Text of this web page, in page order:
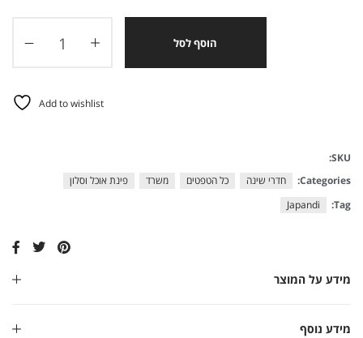
Blog
הוסף לסל
Add to wishlist
מידע על המוצר
מידע נוסף
SKU:
Categories:
חדרי שינה כל הטפטים משרד
פינת אוכל וסלון
Tag:
Japandi